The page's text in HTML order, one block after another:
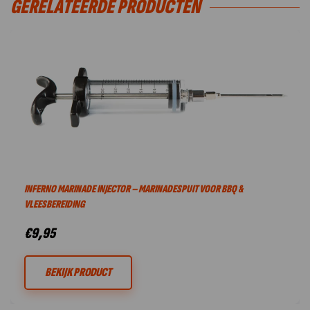
GERELATEERDE PRODUCTEN
INFERNO MARINADE INJECTOR – MARINADESPUIT VOOR BBQ &
VLEESBEREIDING
€9,95
BEKIJK PRODUCT